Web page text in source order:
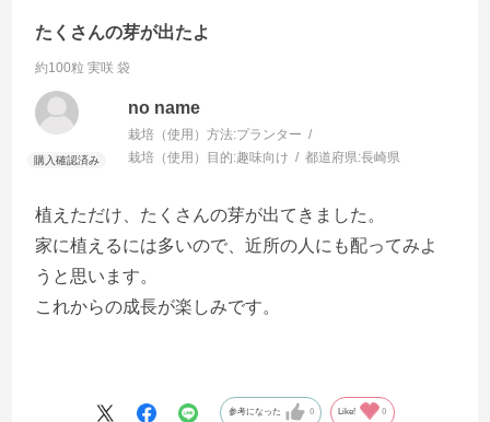
たくさんの芽が出たよ
約100粒 実咲 袋
no name
栽培（使用）方法:プランター
栽培（使用）目的:趣味向け 都道府県:長崎県
植えただけ、たくさんの芽が出てきました。
家に植えるには多いので、近所の人にも配ってみよ
うと思います。
これからの成長が楽しみです。
参考になった 0 Like! 0